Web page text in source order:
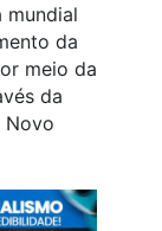
mundial
da
meio da
da
Novo